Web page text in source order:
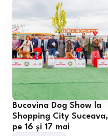
Bucovina Dog Show la
Shopping City Suceava,
pe 16 și 17 mai